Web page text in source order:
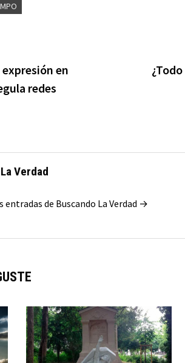
en
redes
Verdad
entradas de Buscando La Verdad →